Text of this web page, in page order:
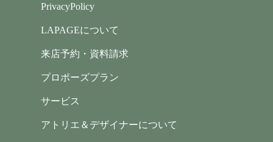
PrivacyPolicy
LAPAGEについて
来店予約・資料請求
プロポーズプラン
サービス
アトリエ＆デザイナーについて